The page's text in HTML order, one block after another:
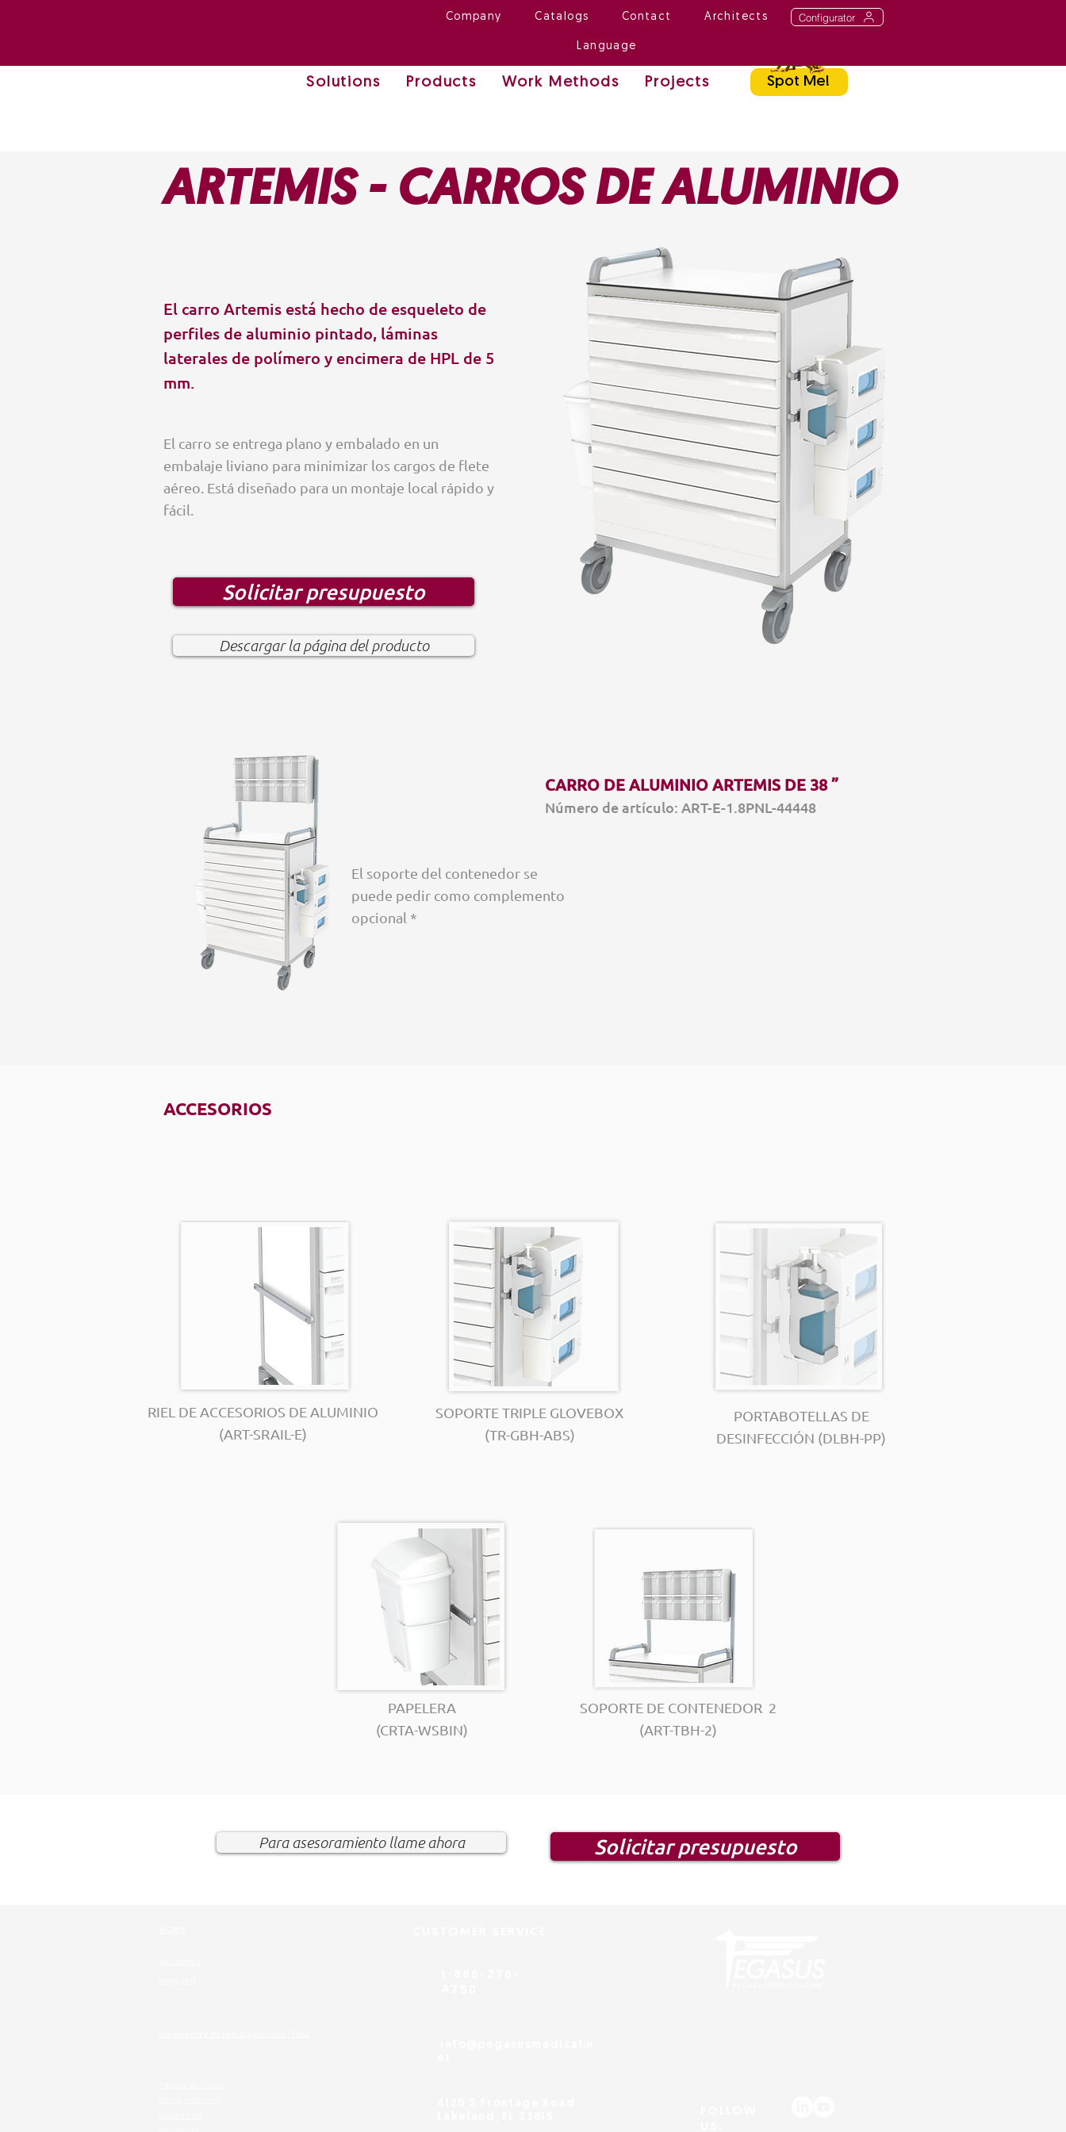
Solutions Products Work Methods Projects Spot Me!
Company Catalogs Contact Architects
Language
Configurator
ARTEMIS - CARROS DE ALUMINIO
El carro Artemis está hecho de esqueleto de
perfiles de aluminio pintado, láminas
laterales de polímero y encimera de HPL de 5
mm.
El carro se entrega plano y embalado en un
embalaje liviano para minimizar los cargos de flete
aéreo. Está diseñado para un montaje local rápido y
fácil.
Solicitar presupuesto
Descargar la página del producto
El soporte del contenedor se
puede pedir como complemento
opcional *
CARRO DE ALUMINIO ARTEMIS DE 38 ”
Número de artículo: ART-E-1.8PNL-44448
ACCESORIOS
RIEL DE ACCESORIOS DE ALUMINIO
(ART-SRAIL-E)
SOPORTE TRIPLE GLOVEBOX
(TR-GBH-ABS)
PORTABOTELLAS DE
DESINFECCIÓN (DLBH-PP)
PAPELERA
(CRTA-WSBIN)
SOPORTE DE CONTENEDOR 2
(ART-TBH-2)
Para asesoramiento llame ahora Solicitar presupuesto